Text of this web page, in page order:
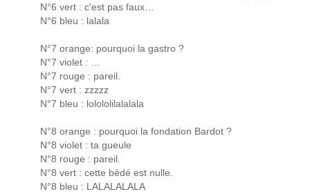
N°6 vert : c'est pas faux…
N°6 bleu : lalala
N°7 orange: pourquoi la gastro ?
N°7 violet : …
N°7 rouge : pareil.
N°7 vert : zzzzz
N°7 bleu : lolololilalalala
N°8 orange : pourquoi la fondation Bardot ?
N°8 violet : ta gueule
N°8 rouge : pareil.
N°8 vert : cette bédé est nulle.
N°8 bleu : LALALALALA